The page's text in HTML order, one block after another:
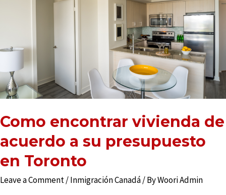
Como encontrar vivienda de
acuerdo a su presupuesto
en Toronto
Leave a Comment/Inmigración Canadá/ ByWoori Admin